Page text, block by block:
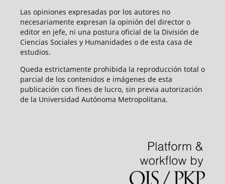
Las opiniones expresadas por los autores no
necesariamente expresan la opinión del director o
editor en jefe, ni una postura oficial de la División de
Ciencias Sociales y Humanidades o de esta casa de
estudios.
Queda estrictamente prohibida la reproducción total o
parcial de los contenidos e imágenes de esta
publicación con fines de lucro, sin previa autorización
de la Universidad Autónoma Metropolitana.